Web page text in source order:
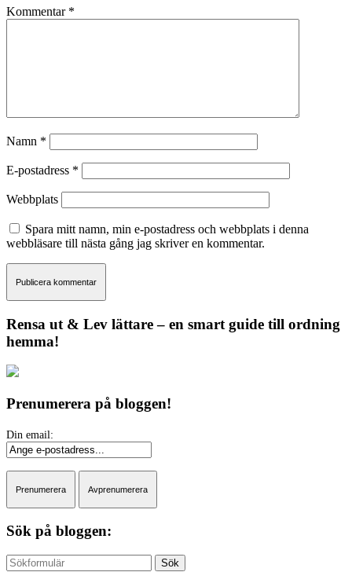
Kommentar *
Namn *
E-postadress *
Webbplats
Spara mitt namn, min e-postadress och webbplats i denna
webbläsare till nästa gång jag skriver en kommentar.
Rensa ut & Lev lättare – en smart guide till ordning
hemma!
Prenumerera på bloggen!
Sök på bloggen:
Sök